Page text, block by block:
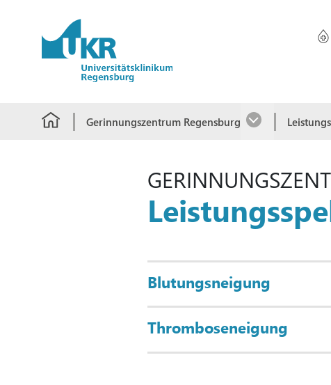
Springe zum Hauptinhalt
Gerinnungszentrum Regensburg
Blutungsneigung
Thromboseneigung